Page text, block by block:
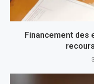
Financement des